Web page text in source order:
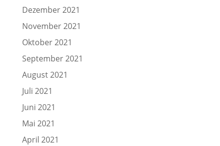
Dezember 2021
November 2021
Oktober 2021
September 2021
August 2021
Juli 2021
Juni 2021
Mai 2021
April 2021